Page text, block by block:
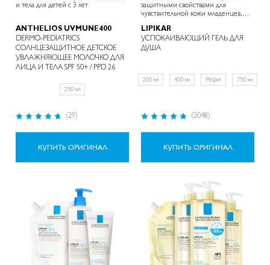
и тела для детей с 3 лет
ANTHELIOS UVMUNE400
DERMO-PEDIATRICS
СОЛНЦЕЗАЩИТНОЕ ДЕТСКОЕ
УВЛАЖНЯЮЩЕЕ МОЛОЧКО ДЛЯ
ЛИЦА И ТЕЛА SPF 50+ / PPD 26
250 мл
Рейтинг:
(29)
КУПИТЬ ОРИГИНАЛ
защитными свойствами для
чувствительной кожи младенцев,
LIPIKAR
УСПОКАИВАЮЩИЙ ГЕЛЬ ДЛЯ
ДУША
200 мл 400 мл Рефил 750 мл
Рейтинг:
(2048)
КУПИТЬ ОРИГИНАЛ